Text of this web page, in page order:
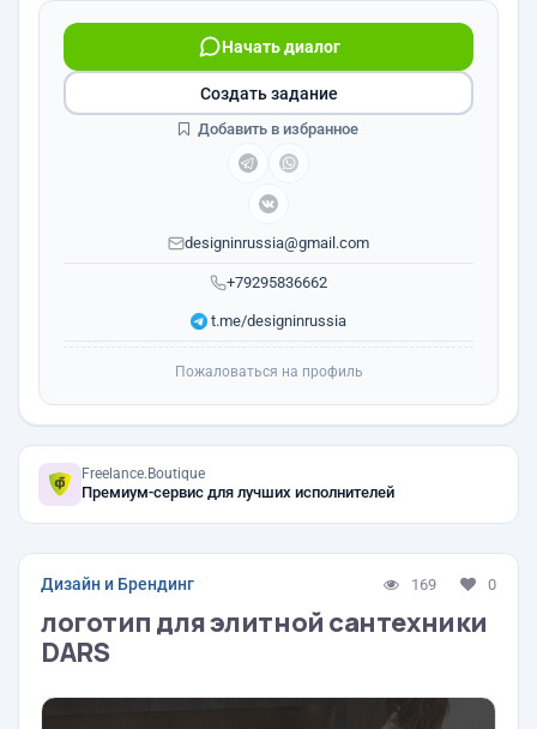
+79295836662
Начать диалог
designinrussia@gmail.com
t.me/designinrussia
Создать задание
Добавить в избранное
Пожаловаться на профиль
Freelance.Boutique
Премиум-сервис для лучших исполнителей
Дизайн и Брендинг 169 0
логотип для элитной сантехники
DARS